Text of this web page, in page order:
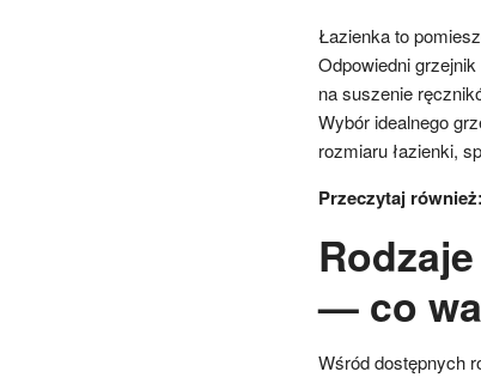
Łazienka to
Odpowiedni
na suszenie
Wybór idealnego
rozmiaru łazienki,
Przeczytaj również:
— co
Wśród dostępnych